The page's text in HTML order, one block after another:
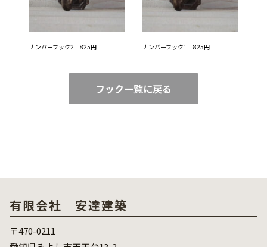
ナンバーフック2 825円 ナンバーフック1 825円
フック一覧に戻る
有限会社 安達建築
〒470-0211